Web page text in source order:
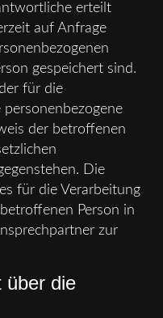
erteilt
auf Anfrage
gespeichert sind.
für die
der betroffenen
Die
für die Verarbeitung
Person in
zur
über die